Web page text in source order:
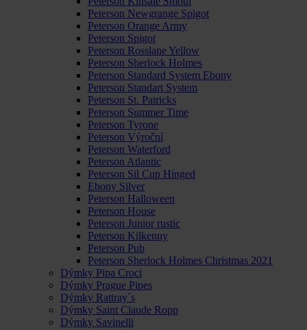
Peterson Newgrange Spigot
Peterson Orange Army
Peterson Spigot
Peterson Rosslane Yellow
Peterson Sherlock Holmes
Peterson Standard System Ebony
Peterson Standart System
Peterson St. Patricks
Peterson Summer Time
Peterson Tyrone
Peterson Výroční
Peterson Waterford
Peterson Atlantic
Peterson Sil Cup Hinged
Ebony Silver
Peterson Halloween
Peterson House
Peterson Junior rustic
Peterson Kilkenny
Peterson Pub
Peterson Sherlock Holmes Christmas 2021
Dýmky Pipa Croci
Dýmky Prague Pipes
Dýmky Rattray´s
Dýmky Saint Claude Ropp
Dýmky Savinelli